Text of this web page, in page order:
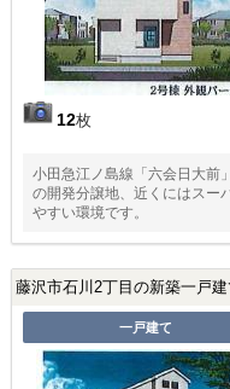
12枚
小田急江ノ島線「六会日大前
の開発分譲地、近くにはスー
やすい環境です。
藤沢市石川2丁目の新築一戸建
一戸建て